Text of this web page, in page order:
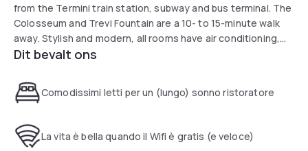
from the Termini train station, subway and bus terminal. The
Colosseum and Trevi Fountain are a 10- to 15-minute walk
away. Stylish and modern, all rooms have air conditioning,
32-inch LCD satellite TVs, comfortable beds and tea and
accessible to disabled guests. Apicio Restaurant serves
typical Roman specialties and an assortment of
American-style buffet. The Rendez-Vous bar awaits you
with delicious drinks, which you can sip while listening to live
Dit bevalt ons
Comodissimi letti per un (lungo) sonno ristoratore
La vita è bella quando il Wifi è gratis (e veloce)